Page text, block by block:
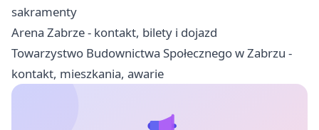
sakramenty
Arena Zabrze - kontakt, bilety i dojazd
Towarzystwo Budownictwa Społecznego w Zabrzu -
kontakt, mieszkania, awarie